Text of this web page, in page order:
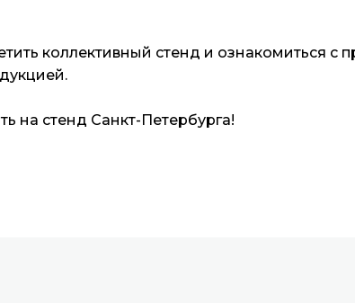
коллективный стенд и ознакомиться с
на стенд Санкт-Петербурга!